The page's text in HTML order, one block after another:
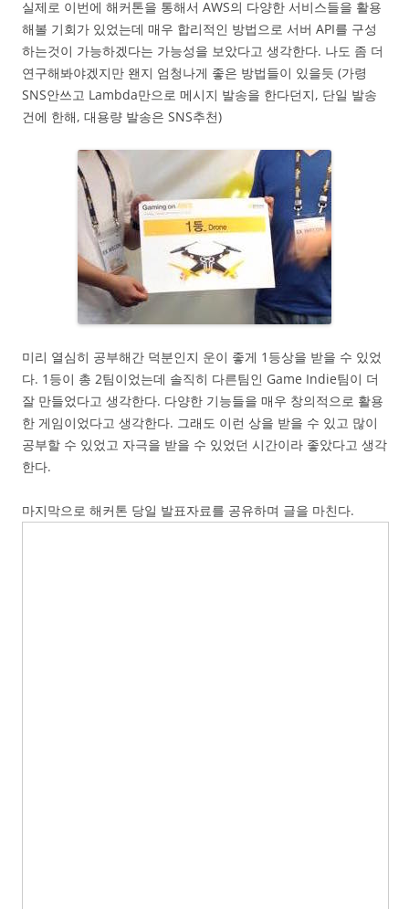
실제로 이번에 해커톤을 통해서 AWS의 다양한 서비스들을 활용
해볼 기회가 있었는데 매우 합리적인 방법으로 서버 API를 구성
하는것이 가능하겠다는 가능성을 보았다고 생각한다. 나도 좀 더
연구해봐야겠지만 왠지 엄청나게 좋은 방법들이 있을듯 (가령
SNS안쓰고 Lambda만으로 메시지 발송을 한다던지, 단일 발송
건에 한해, 대용량 발송은 SNS추천)
미리 열심히 공부해간 덕분인지 운이 좋게 1등상을 받을 수 있었
다. 1등이 총 2팀이었는데 솔직히 다른팀인 Game Indie팀이 더
잘 만들었다고 생각한다. 다양한 기능들을 매우 창의적으로 활용
한 게임이었다고 생각한다. 그래도 이런 상을 받을 수 있고 많이
공부할 수 있었고 자극을 받을 수 있었던 시간이라 좋았다고 생각
한다.
마지막으로 해커톤 당일 발표자료를 공유하며 글을 마친다.